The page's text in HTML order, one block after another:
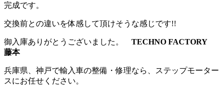
完成です。
交換前との違いを体感して頂けそうな感じです!!
御入庫ありがとうございました。 TECHNO FACTORY
藤本
兵庫県、神戸で輸入車の整備・修理なら、ステップモーター
スにお任せください。